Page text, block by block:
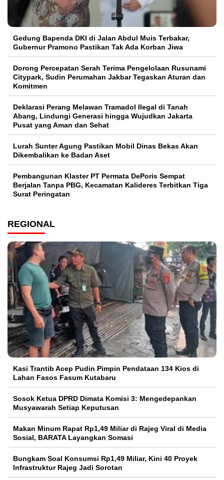
Gedung Bapenda DKI di Jalan Abdul Muis Terbakar,
Gubernur Pramono Pastikan Tak Ada Korban Jiwa
Dorong Percepatan Serah Terima Pengelolaan Rusunami
Citypark, Sudin Perumahan Jakbar Tegaskan Aturan dan
Komitmen
Deklarasi Perang Melawan Tramadol Ilegal di Tanah
Abang, Lindungi Generasi hingga Wujudkan Jakarta
Pusat yang Aman dan Sehat
Lurah Sunter Agung Pastikan Mobil Dinas Bekas Akan
Dikembalikan ke Badan Aset
Pembangunan Klaster PT Permata DePoris Sempat
Berjalan Tanpa PBG, Kecamatan Kalideres Terbitkan Tiga
Surat Peringatan
REGIONAL
Kasi Trantib Acep Pudin Pimpin Pendataan 134 Kios di
Lahan Fasos Fasum Kutabaru
Sosok Ketua DPRD Dimata Komisi 3: Mengedepankan
Musyawarah Setiap Keputusan
Makan Minum Rapat Rp1,49 Miliar di Rajeg Viral di Media
Sosial, BARATA Layangkan Somasi
Bungkam Soal Konsumsi Rp1,49 Miliar, Kini 40 Proyek
Infrastruktur Rajeg Jadi Sorotan